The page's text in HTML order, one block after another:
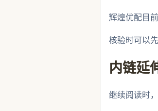
辉煌优配目
核验时可以
内链延
继续阅读时